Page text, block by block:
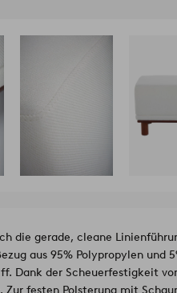
die gerade, cleane
aus 95% Polypropylen und
Dank der Scheuerfestigkeit
Zur festen Polsterung mit